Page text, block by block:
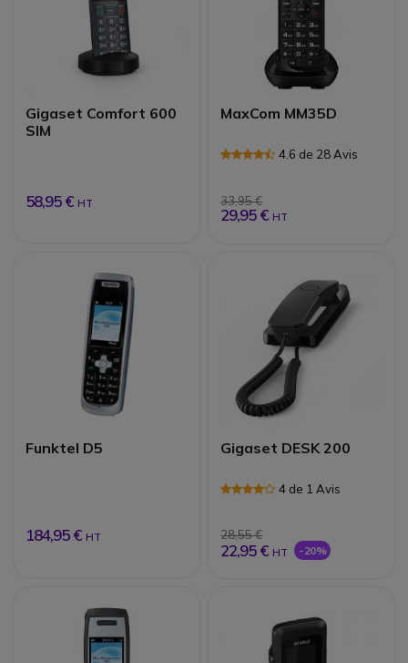
Gigaset Comfort 600
SIM
58,95 € HT
MaxCom MM35D
4.6 de 28 Avis
33,95 €
29,95 € HT
Funktel D5
184,95 € HT
Gigaset DESK 200
4 de 1 Avis
28,55 €
22,95 € HT -20%